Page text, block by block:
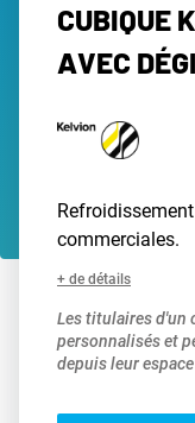
CUBIQUE
AVEC
commerciales.
+ de détails
Les titulaires d'un
personnalisés et
depuis leur